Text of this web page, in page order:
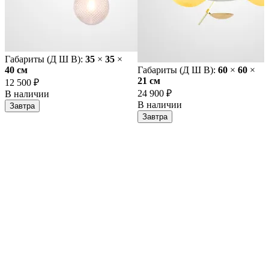
Габариты (Д Ш В): 35 × 35 ×
40 cм
12 500 ₽
В наличии
Завтра
Габариты (Д Ш В): 60 × 60 ×
21 cм
24 900 ₽
В наличии
Завтра